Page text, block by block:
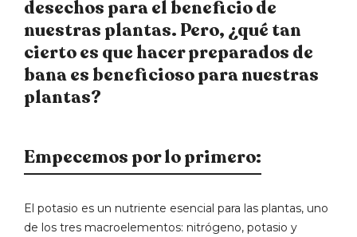
desechos para el beneficio de
nuestras plantas. Pero, ¿qué tan
cierto es que hacer preparados de
bana es beneficioso para nuestras
plantas?
Empecemos por lo primero:
El potasio es un nutriente esencial para las plantas, uno
de los tres macroelementos: nitrógeno, potasio y